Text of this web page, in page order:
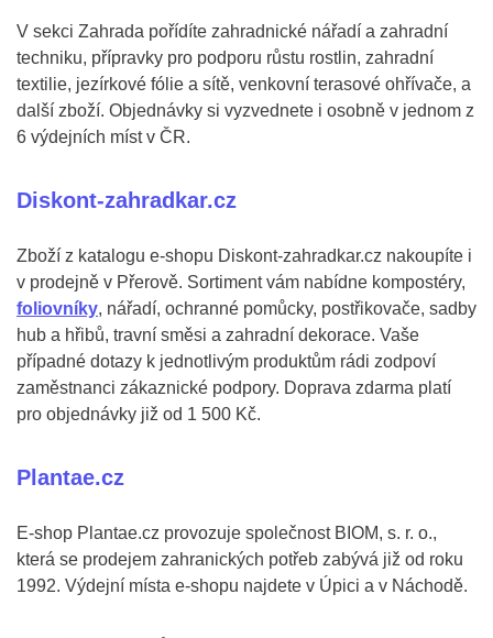
V sekci Zahrada pořídíte zahradnické nářadí a zahradní
techniku, přípravky pro podporu růstu rostlin, zahradní
textilie, jezírkové fólie a sítě, venkovní terasové ohřívače, a
další zboží. Objednávky si vyzvednete i osobně v jednom z
6 výdejních míst v ČR.
Diskont-zahradkar.cz
Zboží z katalogu e-shopu Diskont-zahradkar.cz nakoupíte i
v prodejně v Přerově. Sortiment vám nabídne kompostéry,
foliovníky, nářadí, ochranné pomůcky, postřikovače, sadby
hub a hřibů, travní směsi a zahradní dekorace. Vaše
případné dotazy k jednotlivým produktům rádi zodpoví
zaměstnanci zákaznické podpory. Doprava zdarma platí
pro objednávky již od 1 500 Kč.
Plantae.cz
E-shop Plantae.cz provozuje společnost BIOM, s. r. o.,
která se prodejem zahranických potřeb zabývá již od roku
1992. Výdejní místa e-shopu najdete v Úpici a v Náchodě.